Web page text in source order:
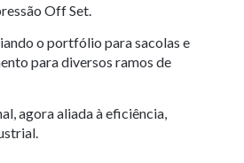
Off Set.
o portfólio para sacolas e
para diversos ramos de
agora aliada à eficiência,